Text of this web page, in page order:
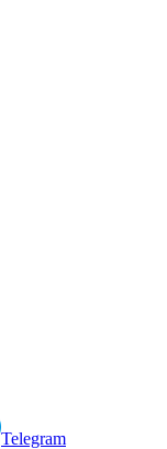
Telegram